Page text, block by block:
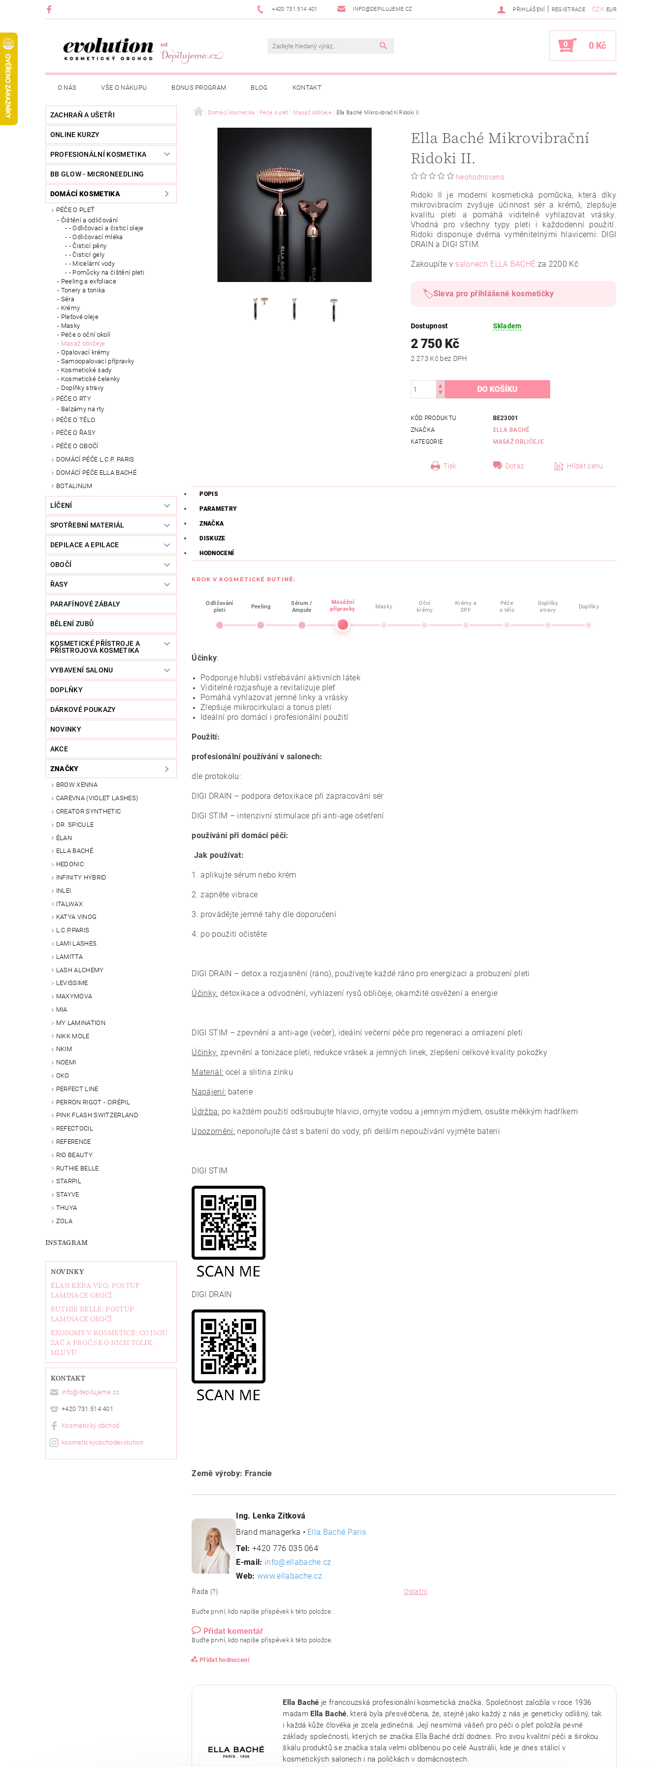
+420 731 514 401 INFO@DEPILUJEME.CZ CZK EUR
PŘIHLÁŠENÍ | REGISTRACE
0 0 Kč
O NÁS VŠE O NÁKUPU BONUS PROGRAM BLOG KONTAKT
ZACHRAŇ A UŠETŘI
ONLINE KURZY
PROFESIONÁLNÍ KOSMETIKA
BB GLOW - MICRONEEDLING
DOMÁCÍ KOSMETIKA
PÉČE O PLEŤ
Čištění a odličování
- Odličovací a čisticí oleje
- Odličovací mléka
- Čisticí pěny
- Čisticí gely
- Micelární vody
- Pomůcky na čištění pleti
Peeling a exfoliace
Tonery a tonika
Séra
Krémy
Pleťové oleje
Masky
Péče o oční okolí
Masáž obličeje
Opalovací krémy
Samoopalovací přípravky
Kosmetické sady
Kosmetické čelenky
Doplňky stravy
PÉČE O RTY
Balzámy na rty
PÉČE O TĚLO
PÉČE O ŘASY
PÉČE O OBOČÍ
DOMÁCÍ PÉČE L.C.P. PARIS
DOMÁCÍ PÉČE ELLA BACHÉ
BOTALINUM
LÍČENÍ
SPOTŘEBNÍ MATERIÁL
DEPILACE A EPILACE
OBOČÍ
ŘASY
PARAFÍNOVÉ ZÁBALY
BĚLENÍ ZUBŮ
KOSMETICKÉ PŘÍSTROJE A
PŘÍSTROJOVÁ KOSMETIKA
VYBAVENÍ SALONU
DOPLŇKY
DÁRKOVÉ POUKAZY
NOVINKY
AKCE
ZNAČKY
BROW XENNA
CAREVNA (VIOLET LASHES)
CREATOR SYNTHETIC
DR. SPICULE
ÉLAN
ELLA BACHÉ
HEDONIC
INFINITY HYBRID
INLEI
ITALWAX
KATYA VINOG
L.C.P.PARIS
LAMI LASHES
LAMITTA
LASH ALCHEMY
LEVISSIME
MAXYMOVA
MIA
MY LAMINATION
NIKK MOLE
NKIM
NOEMI
OKO
PERFECT LINE
PERRON RIGOT - CIRÉPIL
PINK FLASH SWITZERLAND
REFECTOCIL
REFERENCE
RIO BEAUTY
RUTHIE BELLE
STARPIL
STAYVE
THUYA
ZOLA
INSTAGRAM
NOVINKY
ÉLAN KERA VEG: POSTUP
LAMINACE OBOČÍ
RUTHIE BELLE: POSTUP
LAMINACE OBOČÍ
EXOSOMY V KOSMETICE: CO JSOU
ZAČ A PROČ SE O NICH TOLIK
MLUVÍ?
KONTAKT
info@depilujeme.cz
+420 731 514 401
Kosmetický obchod
kosmetickyobchodevolution
Domácí kosmetika Péče o pleť Masáž obličeje Ella Baché Mikrovibrační Ridoki II.
Ella Baché Mikrovibrační
Ridoki II.
Neohodnoceno
Ridoki II je moderní kosmetická pomůcka, která díky
mikrovibracím zvyšuje účinnost sér a krémů, zlepšuje
kvalitu pleti a pomáhá viditelně vyhlazovat vrásky.
Vhodná pro všechny typy pleti i každodenní použití.
Ridoki disponuje dvěma vyměnitelnými hlavicemi: DIGI
DRAIN a DIGI STIM.
Zakoupíte v salonech ELLA BACHÉ za 2200 Kč
🏷️Sleva pro přihlášené kosmetičky
Dostupnost Skladem
2 750 Kč
2 273 Kč bez DPH
KÓD PRODUKTU
BE23001
ZNAČKA
ELLA BACHÉ
KATEGORIE
MASÁŽ OBLIČEJE
Tisk Dotaz Hlídat cenu
POPIS
PARAMETRY
ZNAČKA
DISKUZE
HODNOCENÍ
KROK V KOSMETICKÉ RUTINĚ:
Odličování
pleti
Peeling
Sérum /
Ampule
Masážní
přípravky
Masky
Oční
krémy
Krémy a
SPF
Péče
o tělo
Doplňky
stravy
Doplňky
Účinky:
Podporuje hlubší vstřebávání aktivních látek
Viditelně rozjasňuje a revitalizuje pleť
Pomáhá vyhlazovat jemné linky a vrásky
Zlepšuje mikrocirkulaci a tonus pleti
Ideální pro domácí i profesionální použití
Použití:
profesionální používání v salonech:
dle protokolu:
DIGI DRAIN – podpora detoxikace při zapracování sér
DIGI STIM – intenzivní stimulace při anti-age ošetření
používání při domácí péči:
Jak používat:
1. aplikujte sérum nebo krém
2. zapněte vibrace
3. provádějte jemné tahy dle doporučení
4. po použití očistěte
DIGI DRAIN – detox a rozjasnění (ráno), používejte každé ráno pro energizaci a probuzení pleti
Účinky: detoxikace a odvodnění, vyhlazení rysů obličeje, okamžité osvěžení a energie
DIGI STIM – zpevnění a anti-age (večer), ideální večerní péče pro regeneraci a omlazení pleti
Účinky: zpevnění a tonizace pleti, redukce vrásek a jemných linek, zlepšení celkové kvality pokožky
Materiál: ocel a slitina zinku
Napájení: baterie
Údržba: po každém použití odšroubujte hlavici, omyjte vodou a jemným mýdlem, osušte měkkým hadříkem
Upozornění:neponořujte část s baterií do vody, při delším nepoužívání vyjměte baterii
DIGI STIM
DIGI DRAIN
Země výroby: Francie
Ing. Lenka Zítková
Brand managerka • Ella Baché Paris
Tel: +420 776 035 064
E-mail: info@ellabache.cz
Web: www.ellabache.cz
Řada (?) Ostatní
Buďte první, kdo napíše příspěvek k této položce.
Přidat komentář
Buďte první, kdo napíše příspěvek k této položce.
Přidat hodnocení
Ella Baché je francouzská profesionální kosmetická značka. Společnost založila v roce 1936
madam Ella Baché, která byla přesvědčena, že, stejně jako každý z nás je geneticky odlišný, tak
i každá kůže člověka je zcela jedinečná. Její nesmírná vášeň pro péči o pleť položila pevné
základy společnosti, kterých se značka Ella Baché drží dodnes. Pro svou kvalitní péči a širokou
škálu produktů se značka stala velmi oblíbenou po celé Austrálii, kde je dnes stálicí v
kosmetických salonech i na poličkách v domácnostech.